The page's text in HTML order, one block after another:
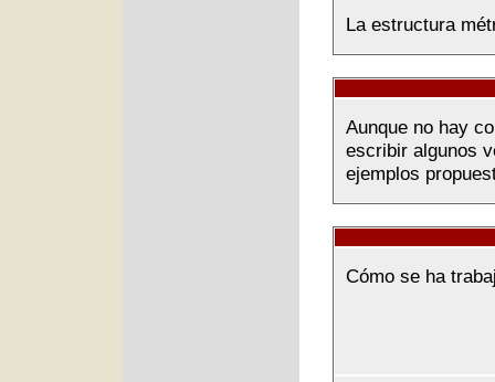
La estructura
Aunque no hay
escribir algunos
ejemplos
Cómo se ha